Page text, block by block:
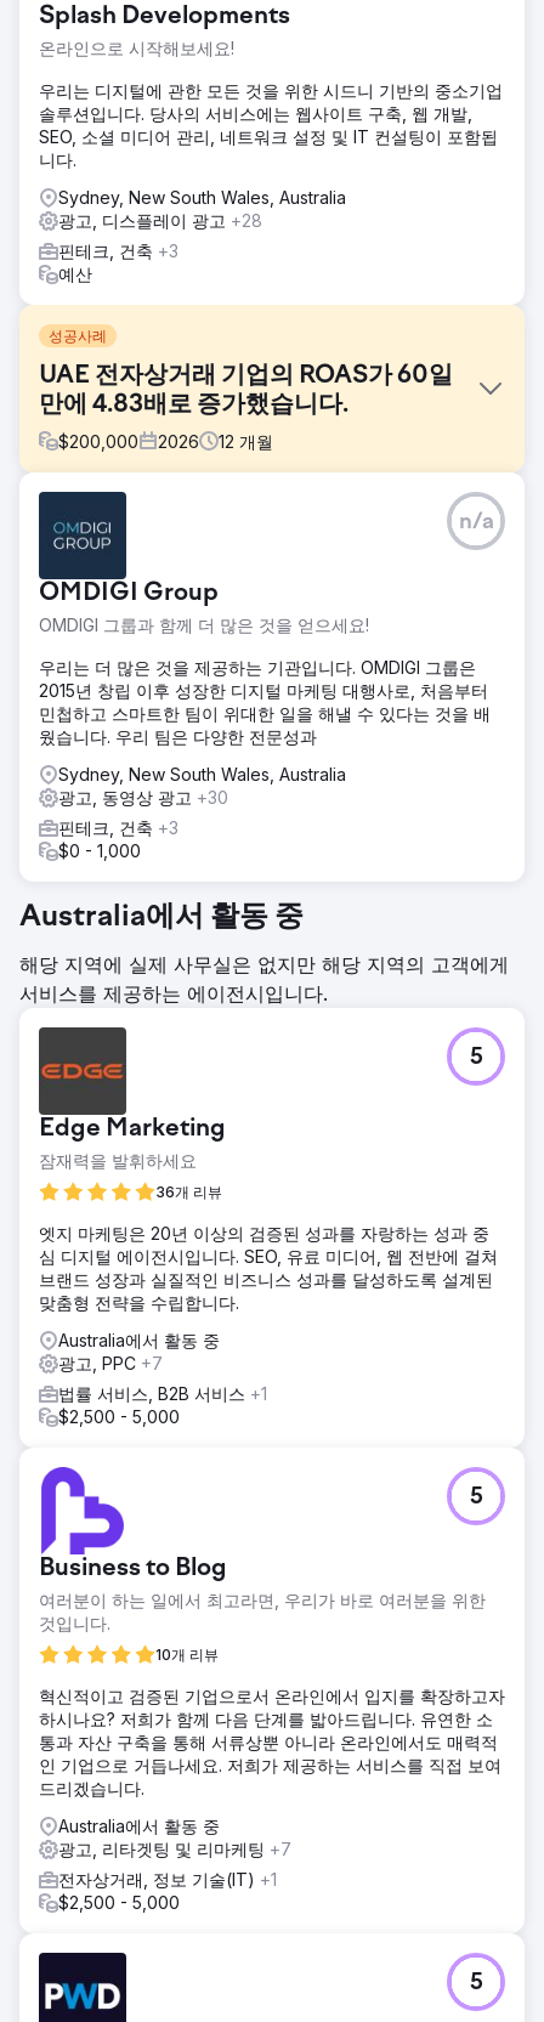
Splash Developments
온라인으로 시작해보세요!
우리는 디지털에 관한 모든 것을 위한 시드니 기반의 중소기업
솔루션입니다. 당사의 서비스에는 웹사이트 구축, 웹 개발,
SEO, 소셜 미디어 관리, 네트워크 설정 및 IT 컨설팅이 포함됩
니다.
Sydney, New South Wales, Australia
광고, 디스플레이 광고 +28
핀테크, 건축 +3
예산
성공사례
UAE 전자상거래 기업의 ROAS가 60일
만에 4.83배로 증가했습니다.
$200,000 2026 12 개월
UAE에 기반을 둔 B2B 신선 농산물 공급업체는 월
8,000~9,000 AED를 지출하며 구글 광고를 운영했지만 수익
성 있는 규모 확장에 어려움을 겪었습니다. 광고 투자 수익률
(ROAS)은 3배 미만에 머물렀고, 매출은 기대에 미치지 못했으
며, 적절한 전자상거래 추적 시스템 부재로 최적화가 제한적이
었습니다. 캠페인 구조가 제품별로 명확하지 않아 실적이 좋은
SKU를 파악하고 전환 효율을 개선하기 어려웠습니다.
솔루션
수요와 구매 의도를 모두 포착하기 위해 스마트 쇼핑과 검색
캠페인을 결합한 하이브리드 전략을 구현했습니다. 정확한 데
이터 확보를 위해 구매 수준의 기여도 분석을 포함한 고급 전
자상거래 추적 시스템을 도입했습니다. SKU 수준의 세분화를
통해 캠페인을 재구성하고, ROAS 기반 입찰 및 맞춤형 B2B 리
마케팅 타겟을 활용하여 고가치 구매자를 재유입하고 전환율
을 향상시켰습니다.
매출은 60일 만에 4만 8천 달러에서 10만 5천 달러로 두 배 이
4.83배로 향상되어 캠페인 수익성이 크게 높아졌습니다. 개선
된 타겟팅, 체계적인 캠페인 구성, 정확한 추적 덕분에 구매 전
율적인 B2B 전자상거래 성장 엔진을 구축할 수 있었습니다.
OMDIGI Group
OMDIGI 그룹과 함께 더 많은 것을 얻으세요!
n/a
우리는 더 많은 것을 제공하는 기관입니다. OMDIGI 그룹은
2015년 창립 이후 성장한 디지털 마케팅 대행사로, 처음부터
민첩하고 스마트한 팀이 위대한 일을 해낼 수 있다는 것을 배
웠습니다. 우리 팀은 다양한 전문성과
Sydney, New South Wales, Australia
광고, 동영상 광고 +30
핀테크, 건축 +3
$0 - 1,000
Australia에서 활동 중
해당 지역에 실제 사무실은 없지만 해당 지역의 고객에게
서비스를 제공하는 에이전시입니다.
Edge Marketing
잠재력을 발휘하세요
36개 리뷰
5
엣지 마케팅은 20년 이상의 검증된 성과를 자랑하는 성과 중
심 디지털 에이전시입니다. SEO, 유료 미디어, 웹 전반에 걸쳐
브랜드 성장과 실질적인 비즈니스 성과를 달성하도록 설계된
맞춤형 전략을 수립합니다.
Australia에서 활동 중
광고, PPC +7
법률 서비스, B2B 서비스 +1
$2,500 - 5,000
Business to Blog
여러분이 하는 일에서 최고라면, 우리가 바로 여러분을 위한
것입니다.
10개 리뷰
5
혁신적이고 검증된 기업으로서 온라인에서 입지를 확장하고자
하시나요? 저희가 함께 다음 단계를 밟아드립니다. 유연한 소
통과 자산 구축을 통해 서류상뿐 아니라 온라인에서도 매력적
인 기업으로 거듭나세요. 저희가 제공하는 서비스를 직접 보여
드리겠습니다.
Australia에서 활동 중
광고, 리타겟팅 및 리마케팅 +7
전자상거래, 정보 기술(IT) +1
$2,500 - 5,000
5